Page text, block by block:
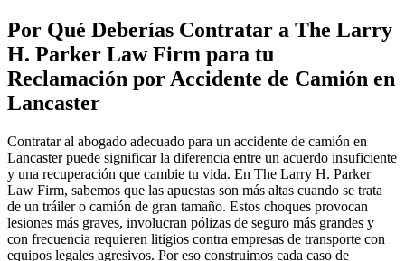
Por Qué Deberías Contratar a The Larry
H. Parker Law Firm para tu
Reclamación por Accidente de Camión en
Lancaster
Contratar al abogado adecuado para un accidente de camión en
Lancaster puede significar la diferencia entre un acuerdo insuficiente
y una recuperación que cambie tu vida. En The Larry H. Parker
Law Firm, sabemos que las apuestas son más altas cuando se trata
de un tráiler o camión de gran tamaño. Estos choques provocan
lesiones más graves, involucran pólizas de seguro más grandes y
con frecuencia requieren litigios contra empresas de transporte con
equipos legales agresivos. Por eso construimos cada caso de